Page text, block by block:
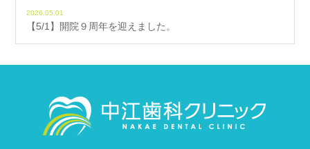
2026.05.01
【5/1】開院９周年を迎えました。